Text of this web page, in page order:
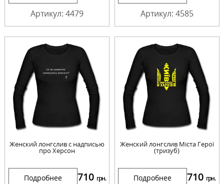
Артикул: 4479 Артикул: 4585
Женский лонгслив с надписью
про Херсон
Подробнее 710 грн.
Женский лонгслив Міста Герої
(тризуб)
Подробнее 710 грн.